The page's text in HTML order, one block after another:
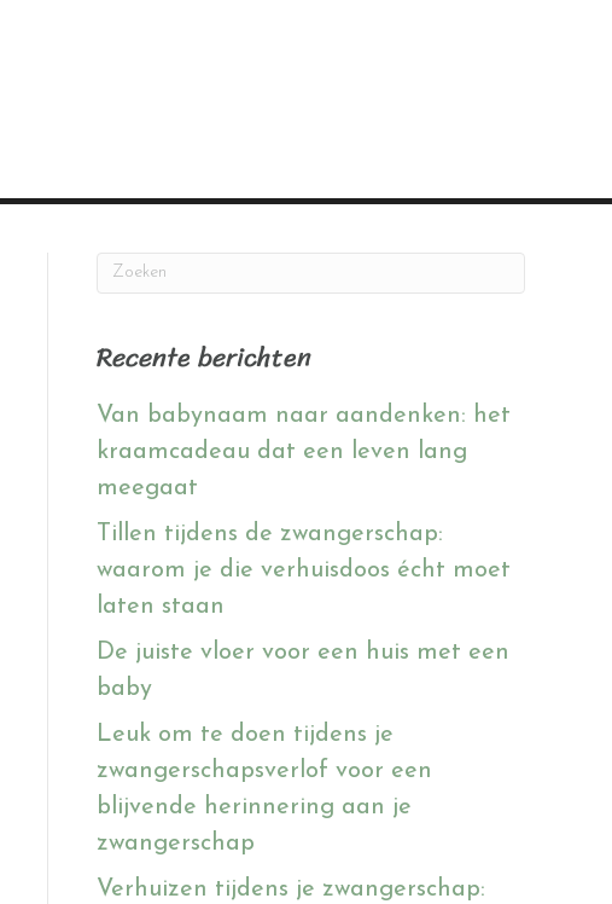
Recente berichten
Van babynaam naar aandenken: het
kraamcadeau dat een leven lang
meegaat
Tillen tijdens de zwangerschap:
waarom je die verhuisdoos écht moet
laten staan
De juiste vloer voor een huis met een
baby
Leuk om te doen tijdens je
zwangerschapsverlof voor een
blijvende herinnering aan je
zwangerschap
Verhuizen tijdens je zwangerschap: